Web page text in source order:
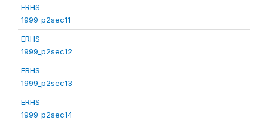
ERHS
1999_p2sec11
ERHS
1999_p2sec12
ERHS
1999_p2sec13
ERHS
1999_p2sec14